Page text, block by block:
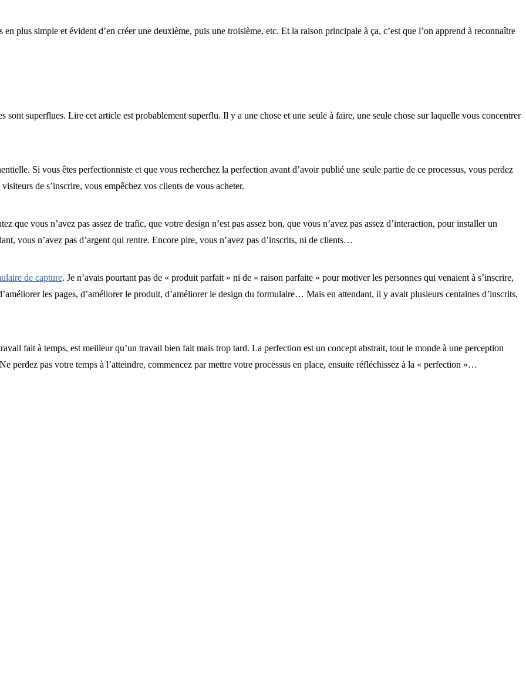
plus simple et évident d’en créer une deuxième, puis une troisième, etc. Et la raison principale à ça, c’est que l’on apprend à reconnaître
sont superflues. Lire cet article est probablement superflu. Il y a une chose et une seule à faire, une seule chose sur laquelle vous concentrer
Si vous êtes perfectionniste et que vous recherchez la perfection avant d’avoir publié une seule partie de ce processus, vous perdez
de s’inscrire, vous empêchez vos clients de vous acheter.
que vous n’avez pas assez de trafic, que votre design n’est pas assez bon, que vous n’avez pas assez d’interaction, pour installer un
vous n’avez pas d’argent qui rentre. Encore pire, vous n’avez pas d’inscrits, ni de clients…
de capture. Je n’avais pourtant pas de « produit parfait » ni de « raison parfaite » pour motiver les personnes qui venaient à s’inscrire,
les pages, d’améliorer le produit, d’améliorer le design du formulaire… Mais en attendant, il y avait plusieurs centaines d’inscrits,
fait à temps, est meilleur qu’un travail bien fait mais trop tard. La perfection est un concept abstrait, tout le monde à une perception
pas votre temps à l’atteindre, commencez par mettre votre processus en place, ensuite réfléchissez à la « perfection »…